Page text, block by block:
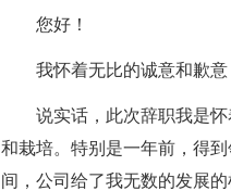
您好！
我怀着无比的诚意和歉
说实话，此次辞职我是
和栽培。特别是一年前，得
间，公司给了我无数的发展